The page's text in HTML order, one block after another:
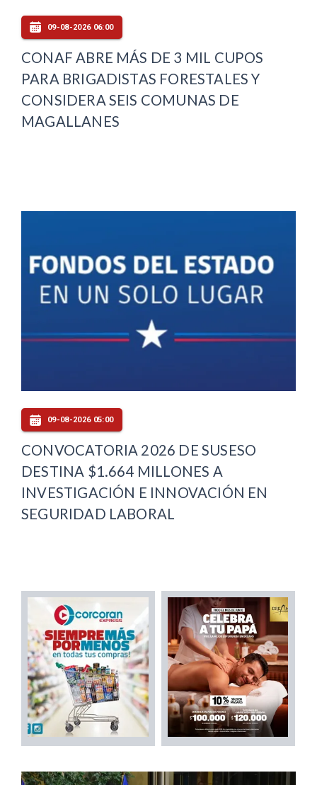
09-08-2026 06:00
CONAF ABRE MÁS DE 3 MIL CUPOS
PARA BRIGADISTAS FORESTALES Y
CONSIDERA SEIS COMUNAS DE
MAGALLANES
09-08-2026 05:00
CONVOCATORIA 2026 DE SUSESO
DESTINA $1.664 MILLONES A
INVESTIGACIÓN E INNOVACIÓN EN
SEGURIDAD LABORAL